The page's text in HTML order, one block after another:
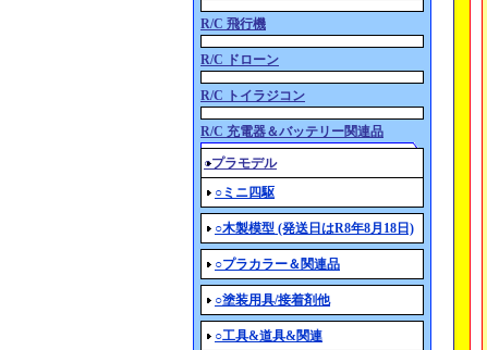
R/C 飛行機
R/C ドローン
R/C トイラジコン
R/C 充電器＆バッテリー関連品
○プラモデル
○ミニ四駆
○木製模型 (発送日はR8年8月18日)
○プラカラー＆関連品
○塗装用具/接着剤他
○工具&道具&関連